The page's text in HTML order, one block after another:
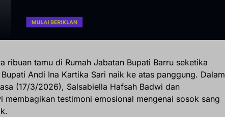
ribuan tamu di Rumah Jabatan Bupati Barru seketika
Andi Ina Kartika Sari naik ke atas panggung. Dalam
(17/3/2026), Salsabiella Hafsah Badwi dan
membagikan testimoni emosional mengenai sosok sang